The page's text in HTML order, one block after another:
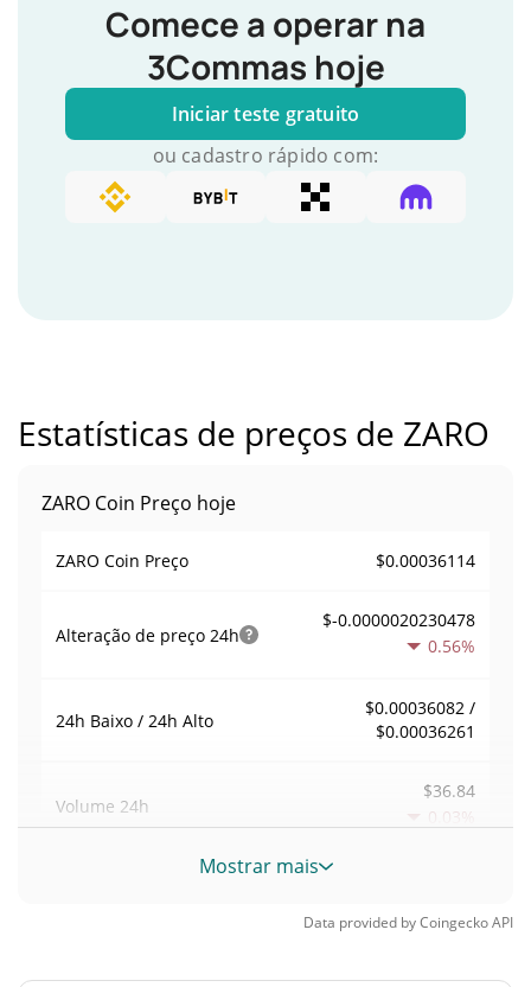
Comece a operar na
3Commas hoje
Iniciar teste gratuito
ou cadastro rápido com:
Estatísticas de preços de ZARO
ZARO Coin Preço hoje
ZARO Coin Preço $0.00036114
Alteração de preço 24h
$-0.0000020230478
0.56%
24h Baixo / 24h Alto
$0.00036082 /
$0.00036261
Volume 24h
$36.84
0.03%
Volume / Limite de
Mostrar mais
Data provided byCoingeckoAPI